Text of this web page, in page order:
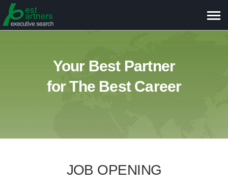
메
기
Your Best Partner
for The Best Career
JOB OPENING